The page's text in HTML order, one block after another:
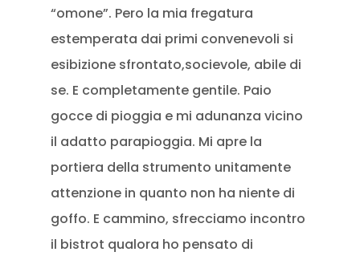
“omone”. Pero la mia fregatura
estemperata dai primi convenevoli si
esibizione sfrontato,socievole, abile di
se. E completamente gentile. Paio
gocce di pioggia e mi adunanza vicino
il adatto parapioggia. Mi apre la
portiera della strumento unitamente
attenzione in quanto non ha niente di
goffo. E cammino, sfrecciamo incontro
il bistrot qualora ho pensato di